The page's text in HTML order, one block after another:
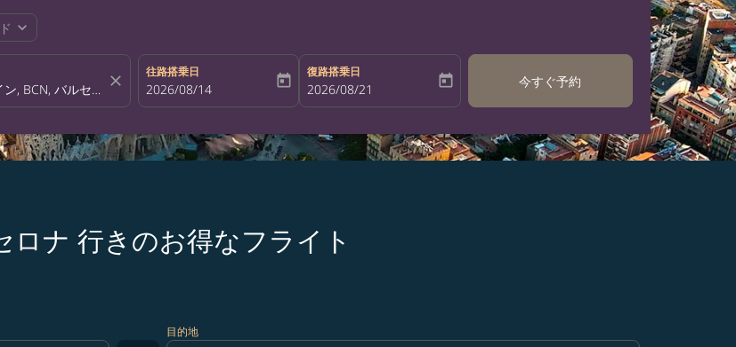
expand_more
close
往路搭乗日
fc-booking-departure-date-aria-label
2026/08/14 today
復路搭乗日
fc-booking-return-date-aria-label
2026/08/21 today 今すぐ予約
ロナ 行きのお得なフライト
目的地
々の日付を操作してオファーを見つけてください。